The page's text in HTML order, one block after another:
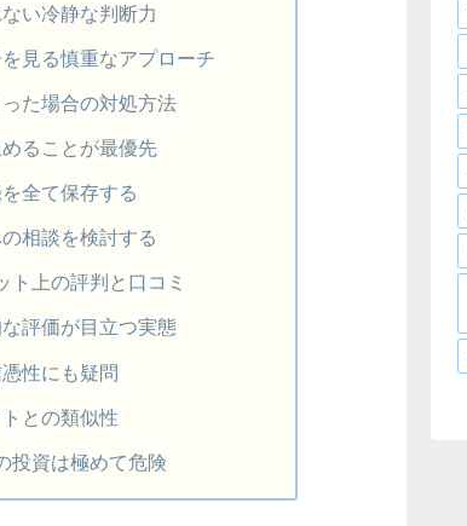
い冷静な判断力
見る慎重なアプローチ
た場合の対処方法
ることが最優先
全て保存する
相談を検討する
ト上の評判と口コミ
評価が目立つ実態
性にも疑問
との類似性
投資は極めて危険